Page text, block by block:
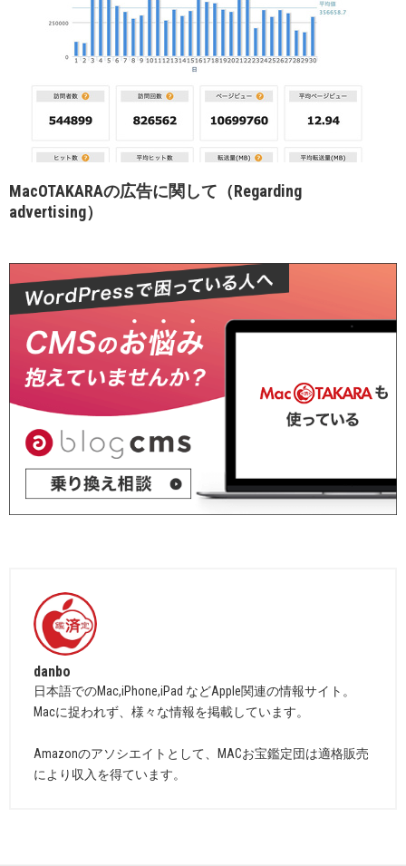
MacOTAKARAの広告に関して（Regarding
advertising）
danbo
日本語でのMac,iPhone,iPad などApple関連の情報サイト。
Macに捉われず、様々な情報を掲載しています。
Amazonのアソシエイトとして、MACお宝鑑定団は適格販売
により収入を得ています。